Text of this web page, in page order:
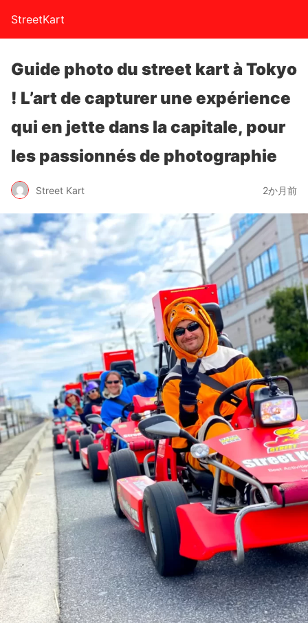
StreetKart
Guide photo du street kart à Tokyo
! L’art de capturer une expérience
qui en jette dans la capitale, pour
les passionnés de photographie
Street Kart 2か月前